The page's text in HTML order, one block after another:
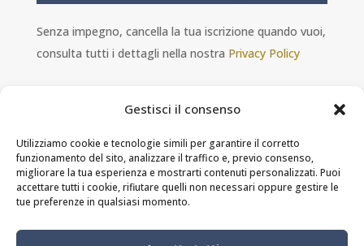
Gestisci il consenso
Utilizziamo cookie e tecnologie simili per garantire il corretto
funzionamento del sito, analizzare il traffico e, previo consenso,
migliorare la tua esperienza e mostrarti contenuti personalizzati. Puoi
accettare tutti i cookie, rifiutare quelli non necessari oppure gestire le
tue preferenze in qualsiasi momento.
Senza impegno, cancella la tua iscrizione quando vuoi,
consulta tutti i dettagli nella nostra Privacy Policy
Ambra s.r.l. - P.IVA 11601460014 - PEC
ristorantesolferino@legalmail.it
Privacy Policy-Cookie Policy-Termini e